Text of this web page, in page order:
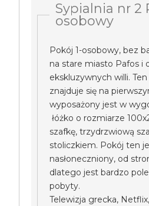
Sypialnia nr 2
osobowy
Pokój 1-osobowy, bez
na stare miasto Pafos i
ekskluzywnych willi.
znajduje się na
wyposażony jest w
łóżko o rozmiarze
szafkę, trzydrzwiową
stoliczkiem. Pokój ten
nasłoneczniony, od
dlatego jest bardzo
pobyty.
Telewizja grecka,